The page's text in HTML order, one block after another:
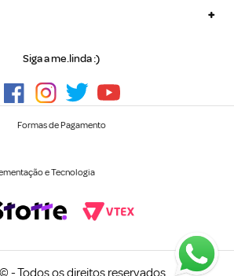
+
Siga a me.linda :)
Formas de Pagamento
e Tecnologia
- Todos os direitos reservados